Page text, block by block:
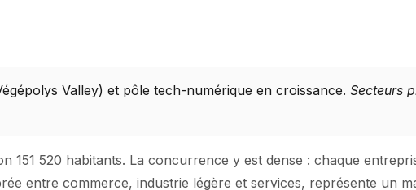
Valley) et pôle tech-numérique en croissance. Secteurs
151 520 habitants. La concurrence y est dense : chaque
entre commerce, industrie légère et services, représente un